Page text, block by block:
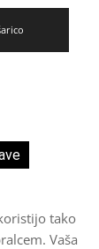
tako
Vaša